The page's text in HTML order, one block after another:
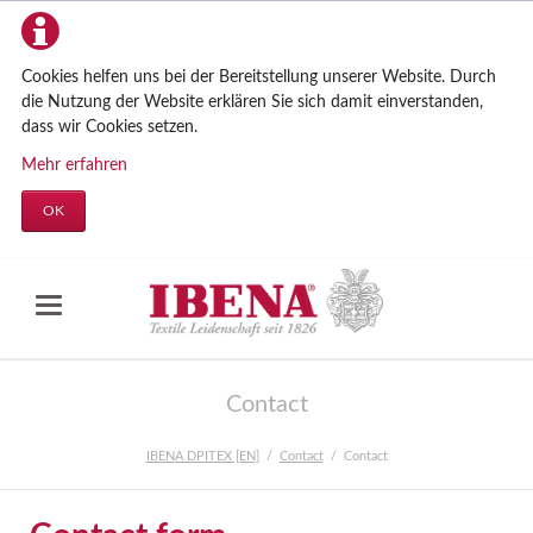
Cookies helfen uns bei der Bereitstellung unserer Website. Durch
die Nutzung der Website erklären Sie sich damit einverstanden,
dass wir Cookies setzen.
Mehr erfahren
OK
Contact
IBENA DPITEX [EN] Contact Contact